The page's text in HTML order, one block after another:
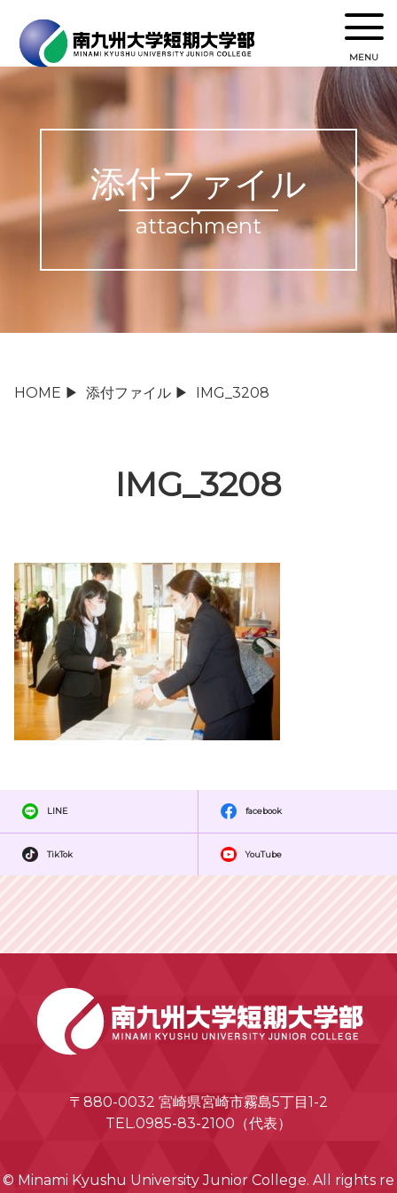
MENU
添付ファイル
attachment
HOME ▶ 添付ファイル ▶ IMG_3208
IMG_3208
LINE facebook
TikTok YouTube
〒880-0032 宮崎県宮崎市霧島5丁目1-2
TEL.0985-83-2100（代表）
© Minami Kyushu University Junior College. All rights re